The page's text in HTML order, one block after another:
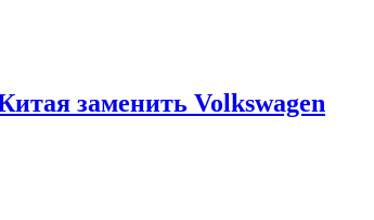
заменить Volkswagen